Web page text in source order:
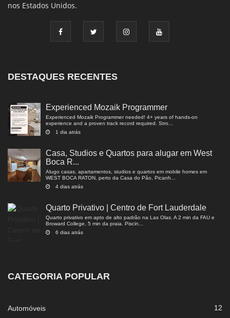
nos Estados Unidos.
DESTAQUES RECENTES
Experienced Mozaik Programmer
Experienced Mozaik Programmer needed! 4+ years of hands-on
experience and a proven track record required. Stro...
1 dia atrás
Casa, Studios e Quartos para alugar em West
Boca R...
Alugo casas, apartamentos, studios e quartos em mobile homes em
WEST BOCA RATON, perto da Casa do Pão, Picanh...
4 dias atrás
Quarto Privativo | Centro de Fort Lauderdale
Quarto privativo em apto de alto padrão na Las Olas. A 2 min da FAU e
Broward College, 5 min da praia. Piscin...
6 dias atrás
CATEGORIA POPULAR
Automóveis 12